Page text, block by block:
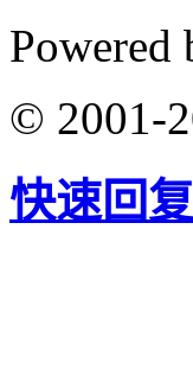
Powered
© 2001-
快速回复